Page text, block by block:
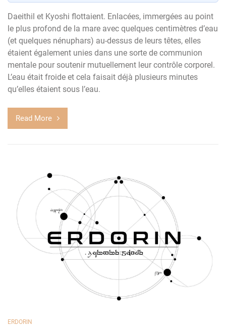
Daeithil et Kyoshi flottaient. Enlacées, immergées au point
le plus profond de la mare avec quelques centimètres d’eau
(et quelques nénuphars) au-dessus de leurs têtes, elles
étaient également unies dans une sorte de communion
mentale pour soutenir mutuellement leur contrôle corporel.
L’eau était froide et cela faisait déjà plusieurs minutes
qu’elles étaient sous l’eau.
Read More
ERDORIN